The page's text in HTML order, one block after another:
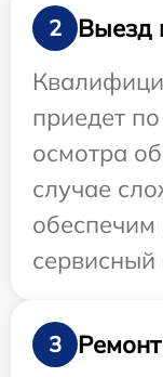
2
Выезд
приедет
осмотра
случае
обеспечим
сервисный
3